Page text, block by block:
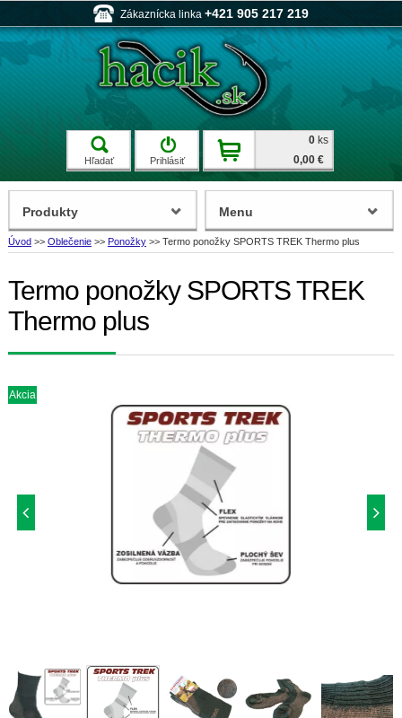
Zákaznícka linka +421 905 217 219
Hľadať Prihlásiť
0 ks
0,00 €
Úvod >> Oblečenie >> Ponožky >> Termo ponožky SPORTS TREK Thermo plus
Termo ponožky SPORTS TREK
Thermo plus
Akcia
Produkty Menu